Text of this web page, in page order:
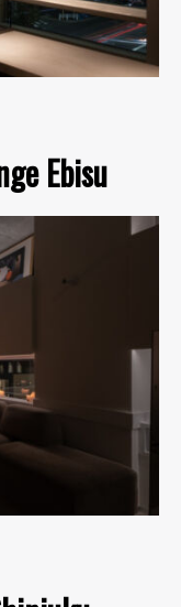
Ebisu